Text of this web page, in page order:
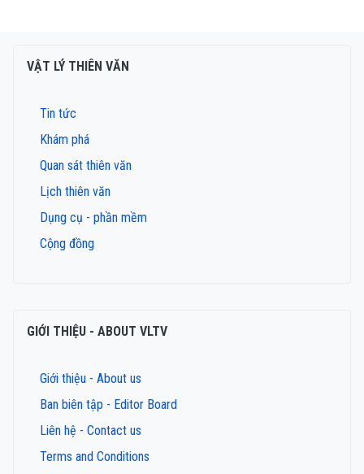
VẬT LÝ THIÊN VĂN
Tin tức
Khám phá
Quan sát thiên văn
Lịch thiên văn
Dụng cụ - phần mềm
Cộng đồng
GIỚI THIỆU - ABOUT VLTV
Giới thiệu - About us
Ban biên tập - Editor Board
Liên hệ - Contact us
Terms and Conditions